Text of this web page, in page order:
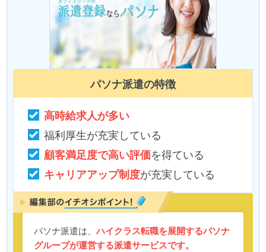
パソナ派遣の特徴
高時給求人が多い
福利厚生が充実している
顧客満足度で高い評価を得ている
キャリアアップ制度が充実している
パソナ派遣は、ハイクラス転職を展開するパソナ
グループが運営する派遣サービスです。